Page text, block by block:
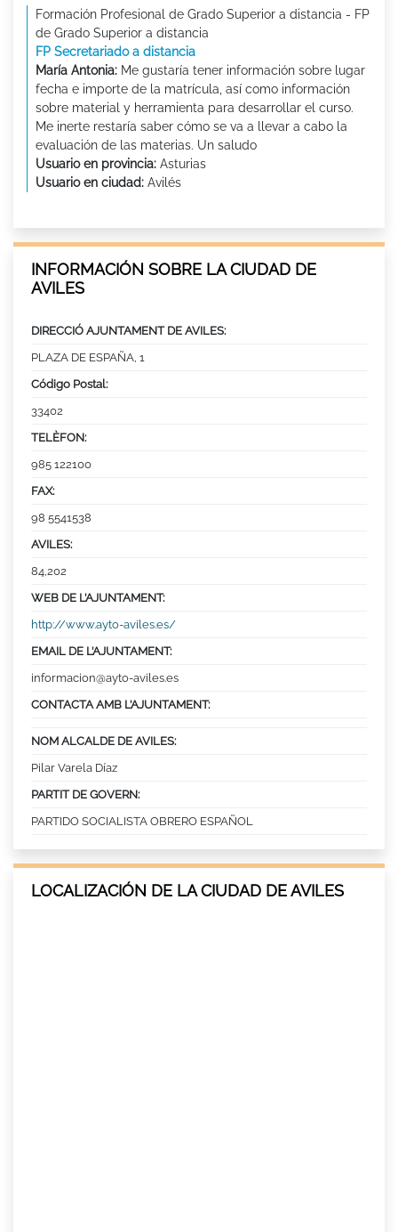
Formación Profesional de Grado Superior a distancia - FP
de Grado Superior a distancia
FP Secretariado a distancia
María Antonia: Me gustaría tener información sobre lugar
fecha e importe de la matrícula, así como información
sobre material y herramienta para desarrollar el curso.
Me inerte restaría saber cómo se va a llevar a cabo la
evaluación de las materias. Un saludo
Usuario en provincia: Asturias
Usuario en ciudad: Avilés
INFORMACIÓN SOBRE LA CIUDAD DE
AVILES
DIRECCIÓ AJUNTAMENT DE AVILES:
PLAZA DE ESPAÑA, 1
Código Postal:
33402
TELÈFON:
985 122100
FAX:
98 5541538
AVILES:
84,202
WEB DE L’AJUNTAMENT:
http://www.ayto-aviles.es/
EMAIL DE L’AJUNTAMENT:
informacion@ayto-aviles.es
CONTACTA AMB L’AJUNTAMENT:
NOM ALCALDE DE AVILES:
Pilar Varela Díaz
PARTIT DE GOVERN:
PARTIDO SOCIALISTA OBRERO ESPAÑOL
LOCALIZACIÓN DE LA CIUDAD DE AVILES